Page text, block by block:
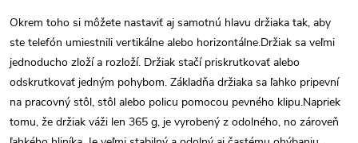
Okrem toho si môžete nastaviť aj samotnú hlavu držiaka tak, aby
ste telefón umiestnili vertikálne alebo horizontálne.Držiak sa veľmi
jednoducho zloží a rozloží. Držiak stačí priskrutkovať alebo
odskrutkovať jedným pohybom. Základňa držiaka sa ľahko pripevní
na pracovný stôl, stôl alebo policu pomocou pevného klipu.Napriek
tomu, že držiak váži len 365 g, je vyrobený z odolného, ​​no zároveň